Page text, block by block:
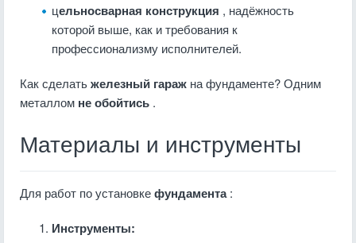
цельносварная конструкция , надёжность
которой выше, как и требования к
профессионализму исполнителей.
Как сделатьжелезный гараж на фундаменте? Одним
металлом не обойтись .
Материалы и инструменты
Для работ по установкефундамента:
Инструменты: